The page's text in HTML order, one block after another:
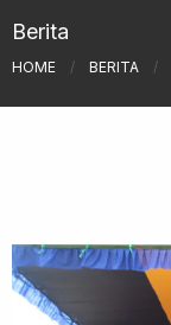
Berita
HOME / BERITA /